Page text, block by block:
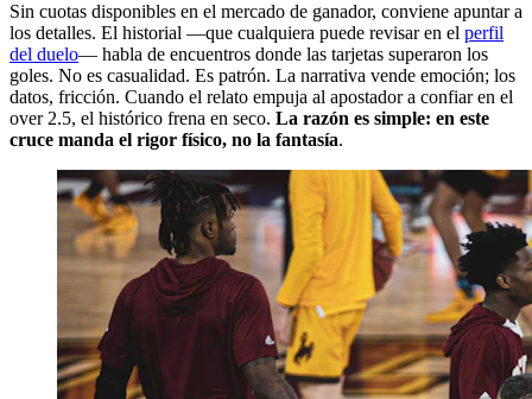
Sin cuotas disponibles en el mercado de ganador, conviene apuntar a
los detalles. El historial —que cualquiera puede revisar en el perfil
del duelo— habla de encuentros donde las tarjetas superaron los
goles. No es casualidad. Es patrón. La narrativa vende emoción; los
datos, fricción. Cuando el relato empuja al apostador a confiar en el
over 2.5, el histórico frena en seco. La razón es simple: en este
cruce manda el rigor físico, no la fantasía.